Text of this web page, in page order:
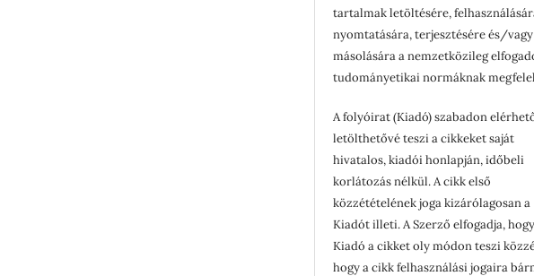
tartalmak letöltésére,
nyomtatására, terjesztésére és/vagy
másolására a nemzetközileg
tudományetikai normáknak
A folyóirat (Kiadó) szabadon
letölthetővé teszi a cikkeket saját
hivatalos, kiadói honlapján, időbeli
korlátozás nélkül. A cikk első
közzétételének joga kizárólagosan a
Kiadót illeti. A Szerző elfogadja,
Kiadó a cikket oly módon teszi
hogy a cikk felhasználási jogaira